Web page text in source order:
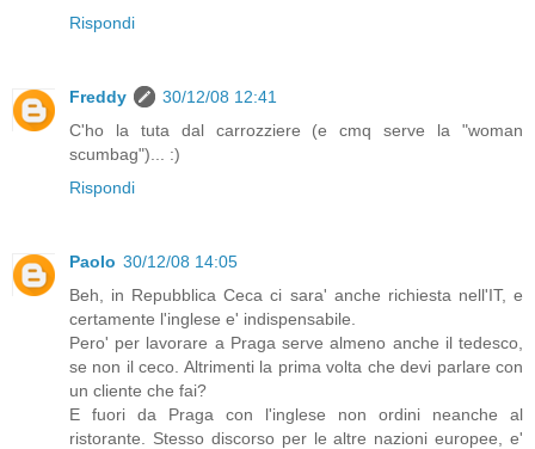
Rispondi
Freddy
30/12/08 12:41
C'ho la tuta dal carrozziere (e cmq serve la "woman
scumbag")... :)
Rispondi
Paolo 30/12/08 14:05
Beh, in Repubblica Ceca ci sara' anche richiesta nell'IT, e
certamente l'inglese e' indispensabile.
Pero' per lavorare a Praga serve almeno anche il tedesco,
se non il ceco. Altrimenti la prima volta che devi parlare con
un cliente che fai?
E fuori da Praga con l'inglese non ordini neanche al
ristorante. Stesso discorso per le altre nazioni europee, e'